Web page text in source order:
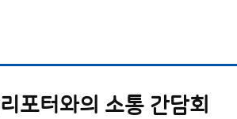
포터와의 소통 간담회